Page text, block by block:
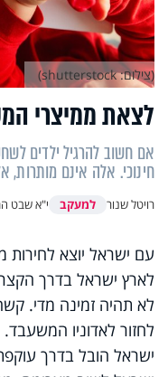
לצאת ממיצרי
אם חשוב להרגיל ילדים
חינוכי. אלה אינם מותרות,
רויטל שנור למעקב י"א שבט
(צילום: shutterstock)
עם ישראל יוצא לחירות
לארץ ישראל בדרך
לא תהיה זמינה מדי.
לחזור לאדוניו
ישראל הובל בדרך